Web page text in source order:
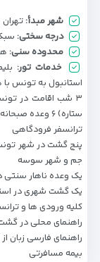
شهر مبدأ: تهران
درجه سختی:
محدوده سنی:
خدمات تور:
استانبول به تونس
ستاره) ۶ وعده صبحانه و ۶ وعده شام
ترانسفر فرودگاهی
پنج گشت در شهر
جم و شهر سوسه
یک وعده ناهار
یک گشت شهری در
کلیه ورودی ها و
راهنمای محلی در
راهنمای فارسی زبان از
بیمه مسافرتی